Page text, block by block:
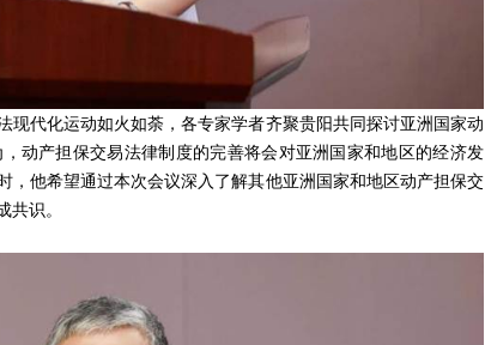
代化运动如火如荼，各专家学者齐聚贵阳共同探讨亚洲国家动
动产担保交易法律制度的完善将会对亚洲国家和地区的经济发
他希望通过本次会议深入了解其他亚洲国家和地区动产担保交
识。